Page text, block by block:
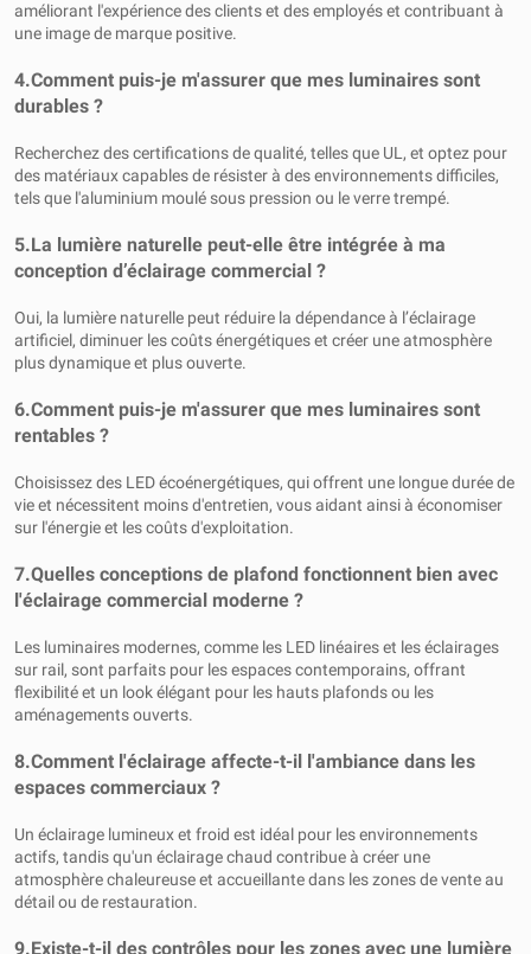
améliorant l'expérience des clients et des employés et contribuant à
une image de marque positive.
4.Comment puis-je m'assurer que mes luminaires sont
durables ?
Recherchez des certifications de qualité, telles que UL, et optez pour
des matériaux capables de résister à des environnements difficiles,
tels que l'aluminium moulé sous pression ou le verre trempé.
5.La lumière naturelle peut-elle être intégrée à ma
conception d’éclairage commercial ?
Oui, la lumière naturelle peut réduire la dépendance à l’éclairage
artificiel, diminuer les coûts énergétiques et créer une atmosphère
plus dynamique et plus ouverte.
6.Comment puis-je m'assurer que mes luminaires sont
rentables ?
Choisissez des LED écoénergétiques, qui offrent une longue durée de
vie et nécessitent moins d'entretien, vous aidant ainsi à économiser
sur l'énergie et les coûts d'exploitation.
7.Quelles conceptions de plafond fonctionnent bien avec
l'éclairage commercial moderne ?
Les luminaires modernes, comme les LED linéaires et les éclairages
sur rail, sont parfaits pour les espaces contemporains, offrant
flexibilité et un look élégant pour les hauts plafonds ou les
aménagements ouverts.
8.Comment l'éclairage affecte-t-il l'ambiance dans les
espaces commerciaux ?
Un éclairage lumineux et froid est idéal pour les environnements
actifs, tandis qu'un éclairage chaud contribue à créer une
atmosphère chaleureuse et accueillante dans les zones de vente au
détail ou de restauration.
9.Existe-t-il des contrôles pour les zones avec une lumière